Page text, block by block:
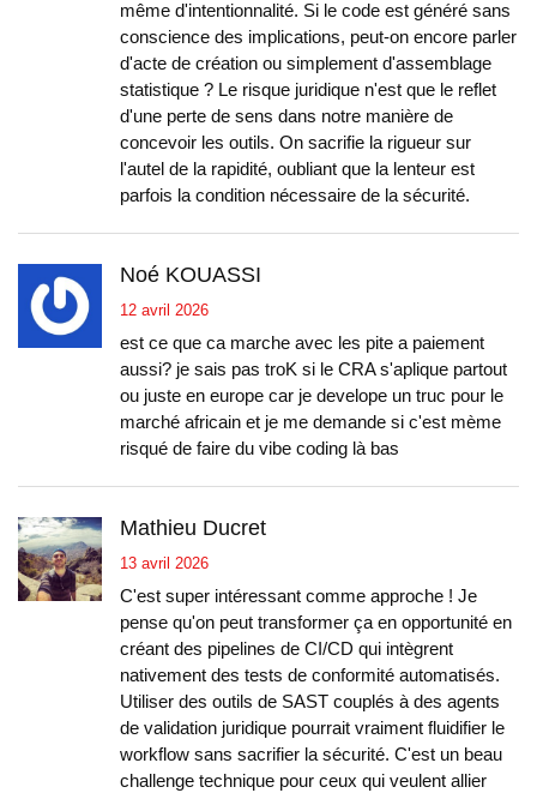
même d'intentionnalité. Si le code est généré sans
conscience des implications, peut-on encore parler
d'acte de création ou simplement d'assemblage
statistique ? Le risque juridique n'est que le reflet
d'une perte de sens dans notre manière de
concevoir les outils. On sacrifie la rigueur sur
l'autel de la rapidité, oubliant que la lenteur est
parfois la condition nécessaire de la sécurité.
Noé KOUASSI
12 avril 2026
est ce que ca marche avec les pite a paiement
aussi? je sais pas troK si le CRA s'aplique partout
ou juste en europe car je develope un truc pour le
marché africain et je me demande si c'est mème
risqué de faire du vibe coding là bas
Mathieu Ducret
13 avril 2026
C'est super intéressant comme approche ! Je
pense qu'on peut transformer ça en opportunité en
créant des pipelines de CI/CD qui intègrent
nativement des tests de conformité automatisés.
Utiliser des outils de SAST couplés à des agents
de validation juridique pourrait vraiment fluidifier le
workflow sans sacrifier la sécurité. C'est un beau
challenge technique pour ceux qui veulent allier